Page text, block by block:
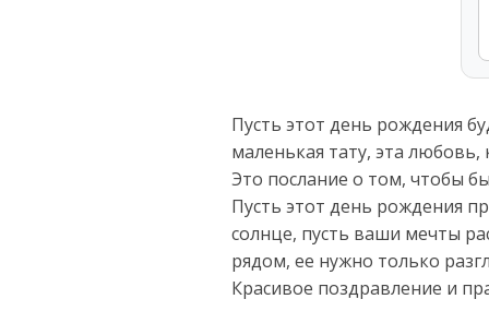
Пусть этот день рождения
маленькая тату, эта
Это послание о том, чтобы
Пусть этот день рождения
солнце, пусть ваши мечты
рядом, ее нужно только
Красивое поздравление и